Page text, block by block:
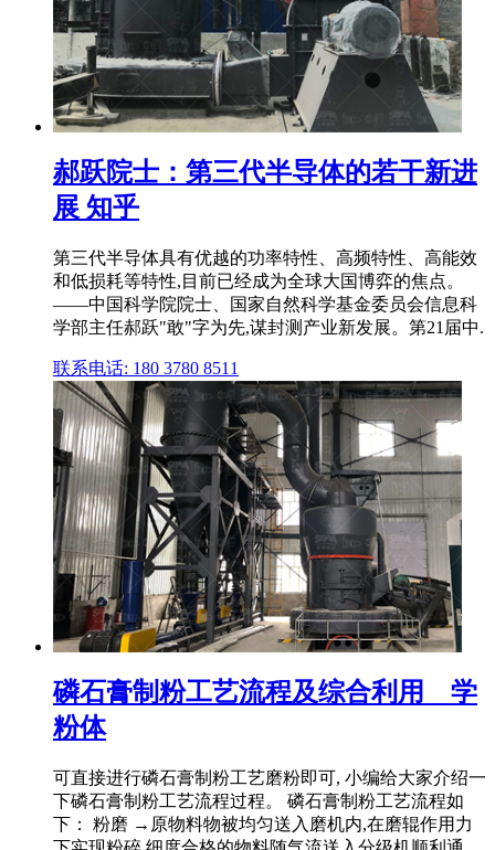
郝跃院士：第三代半导体的若干新进
展 知乎
第三代半导体具有优越的功率特性、高频特性、高能效
和低损耗等特性,目前已经成为全球大国博弈的焦点。
——中国科学院院士、国家自然科学基金委员会信息科
学部主任郝跃"敢"字为先,谋封测产业新发展。第21届中.
联系电话: 180 3780 8511
磷石膏制粉工艺流程及综合利用 _ 学
粉体
可直接进行磷石膏制粉工艺磨粉即可, 小编给大家介绍一
下磷石膏制粉工艺流程过程。 磷石膏制粉工艺流程如
下： 粉磨 →原物料物被均匀送入磨机内,在磨辊作用力